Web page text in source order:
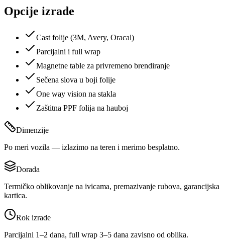
Opcije izrade
Cast folije (3M, Avery, Oracal)
Parcijalni i full wrap
Magnetne table za privremeno brendiranje
Sečena slova u boji folije
One way vision na stakla
Zaštitna PPF folija na hauboj
Dimenzije
Po meri vozila — izlazimo na teren i merimo besplatno.
Dorada
Termičko oblikovanje na ivicama, premazivanje rubova, garancijska
kartica.
Rok izrade
Parcijalni 1–2 dana, full wrap 3–5 dana zavisno od oblika.